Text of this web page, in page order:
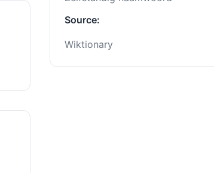
Source:
Wiktionary